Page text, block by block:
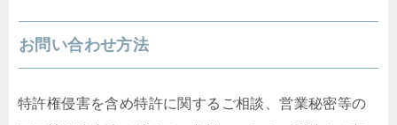
お問い合わせ方法
特許権侵害を含め特許に関するご相談、営業秘密等の